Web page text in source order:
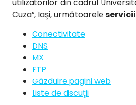
utilizatorilor din cadrul
Cuza”, Iaşi, următoarele
Conectivitate
DNS
MX
FTP
Găzduire pagini web
Liste de discuţii